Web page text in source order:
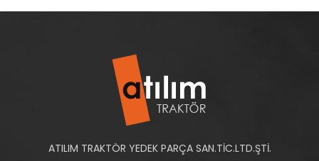
ATILIM TRAKTÖR YEDEK PARÇA SAN.TİC.LTD.ŞTİ.